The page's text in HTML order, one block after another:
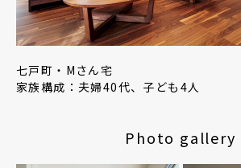
七戸町・Mさん宅
家族構成：夫婦40代、子ども4人
Photo gallery